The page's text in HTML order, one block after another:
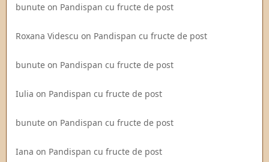
bunute on Pandispan cu fructe de post
Roxana Videscu on Pandispan cu fructe de post
bunute on Pandispan cu fructe de post
Iulia on Pandispan cu fructe de post
bunute on Pandispan cu fructe de post
Iana on Pandispan cu fructe de post